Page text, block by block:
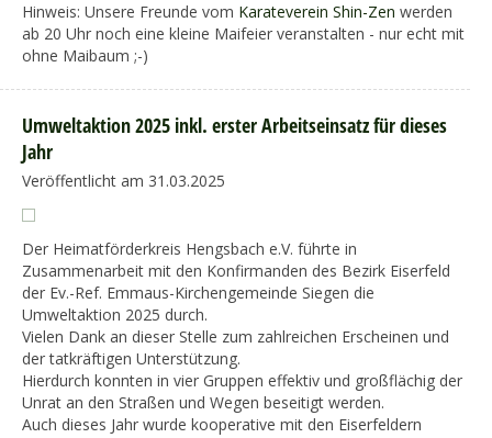
Hinweis: Unsere Freunde vom Karateverein Shin-Zen werden
ab 20 Uhr noch eine kleine Maifeier veranstalten - nur echt mit
ohne Maibaum ;-)
Umweltaktion 2025 inkl. erster Arbeitseinsatz für dieses
Jahr
Veröffentlicht am 31.03.2025
Der Heimatförderkreis Hengsbach e.V. führte in
Zusammenarbeit mit den Konfirmanden des Bezirk Eiserfeld
der Ev.-Ref. Emmaus-Kirchengemeinde Siegen die
Umweltaktion 2025 durch.
Vielen Dank an dieser Stelle zum zahlreichen Erscheinen und
der tatkräftigen Unterstützung.
Hierdurch konnten in vier Gruppen effektiv und großflächig der
Unrat an den Straßen und Wegen beseitigt werden.
Auch dieses Jahr wurde kooperative mit den Eiserfeldern